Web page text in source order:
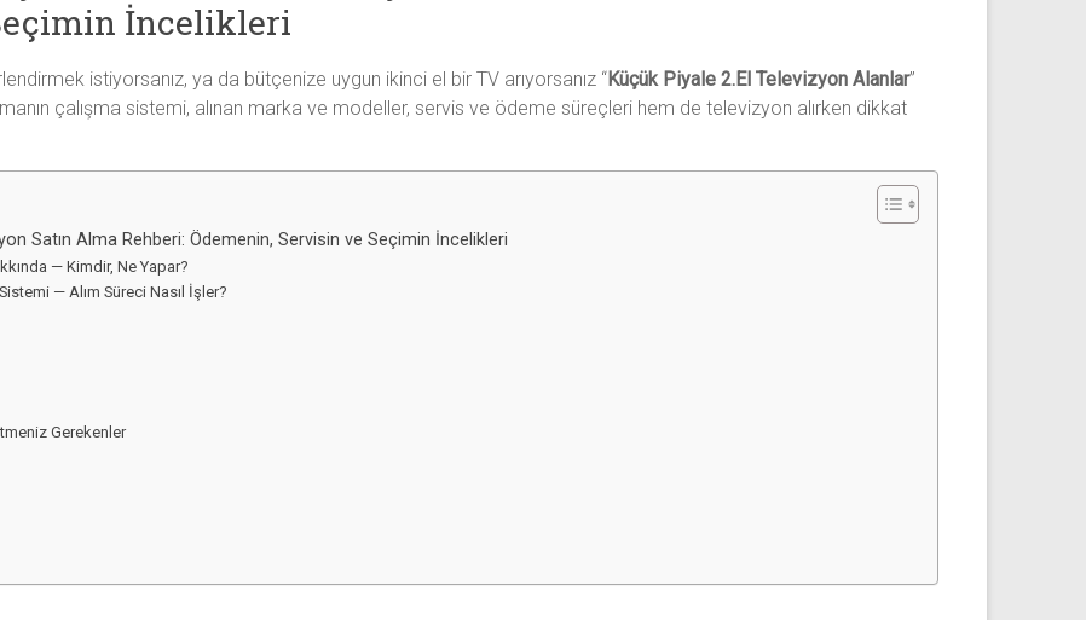
İncelikleri
istiyorsanız, ya da bütçenize uygun ikinci el bir TV arıyorsanız “Küçük Piyale 2.El Televizyon Alanlar”
çalışma sistemi, alınan marka ve modeller, servis ve ödeme süreçleri hem de televizyon alırken dikkat
Satın Alma Rehberi: Ödemenin, Servisin ve Seçimin İncelikleri
— Kimdir, Ne Yapar?
— Alım Süreci Nasıl İşler?
Gerekenler